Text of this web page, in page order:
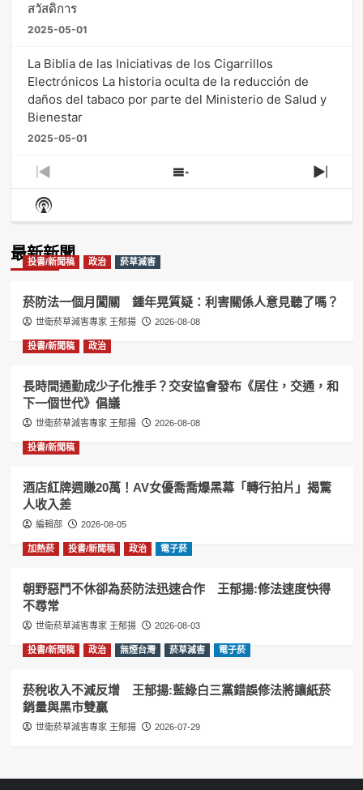
สวัสดิการ
2025-05-01
La Biblia de las Iniciativas de los Cigarrillos
Electrónicos La historia oculta de la reducción de
daños del tabaco por parte del Ministerio de Salud y
Bienestar
2025-05-01
Previous
Episode
Show
Episodes
Next
Show
Podcast
最新新聞
投書/新聞稿 政治 菸草減害
菸防法一個月闖關 鍾年晃質疑：利害關係人意見聽了嗎？
世衛菸草減害專家 王郁揚 2026-08-08
投書/新聞稿 政治
長時間通勤成少子化推手？交安協會發布《居住，交通，和
下一個世代》倡議
世衛菸草減害專家 王郁揚 2026-08-08
投書/新聞稿
酒店紅牌週賺20萬！AV女優喬喬爆黑幕「轉行拍片」揭驚
人收入差
編輯部 2026-08-05
加熱菸 投書/新聞稿 政治 電子菸
朝野惡鬥不休卻為菸防法迅速合作 王郁揚:修法速度快得
不尋常
世衛菸草減害專家 王郁揚 2026-08-03
投書/新聞稿 政治 無煙台灣 菸草減害 電子菸
菸稅收入不減反增 王郁揚:藍綠白三黨錯誤修法將讓紙菸
銷量與黑市雙贏
世衛菸草減害專家 王郁揚 2026-07-29